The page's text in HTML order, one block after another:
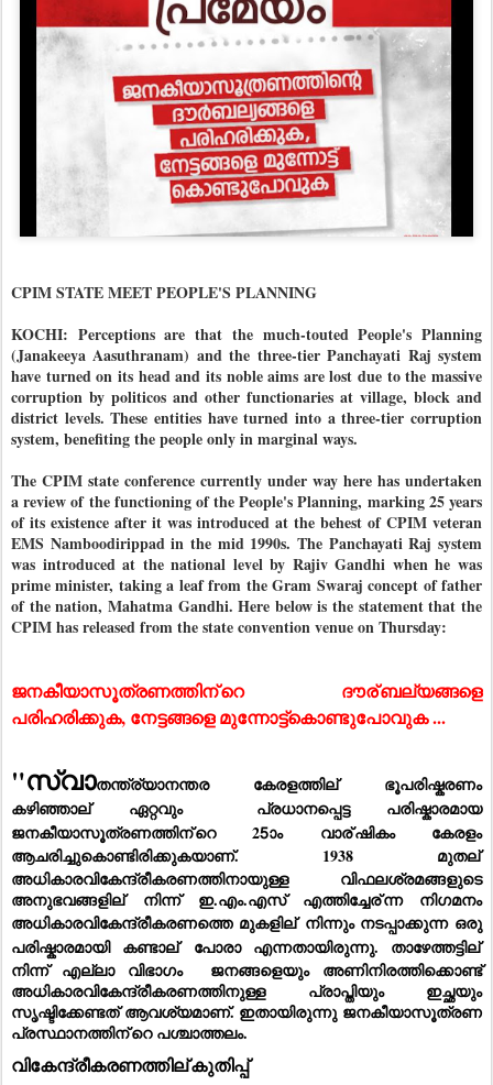
CPIM STATE MEET PEOPLE'S PLANNING
KOCHI: Perceptions are that the much-touted People's Planning
(Janakeeya Aasuthranam) and the three-tier Panchayati Raj system
have turned on its head and its noble aims are lost due to the massive
corruption by politicos and other functionaries at village, block and
district levels. These entities have turned into a three-tier corruption
system, benefiting the people only in marginal ways.
The CPIM state conference currently under way here has undertaken
a review of the functioning of the People's Planning, marking 25 years
of its existence after it was introduced at the behest of CPIM veteran
EMS Namboodirippad in the mid 1990s. The Panchayati Raj system
was introduced at the national level by Rajiv Gandhi when he was
prime minister, taking a leaf from the Gram Swaraj concept of father
of the nation, Mahatma Gandhi. Here below is the statement that the
CPIM has released from the state convention venue on Thursday:
ജനകീയാസൂത്രണത്തിന്റെ ദൗര്ബല്യങ്ങളെ
പരിഹരിക്കുക, നേട്ടങ്ങളെ മുന്നോട്ട്കൊണ്ടുപോവുക ...
"സ്വാതന്ത്ര്യാനന്തര കേരളത്തില് ഭൂപരിഷ്കരണം
കഴിഞ്ഞാല് ഏറ്റവും  പ്രധാനപ്പെട്ട പരിഷ്കാരമായ
ജനകീയാസൂത്രണത്തിന്റെ 25ാം വാര്ഷികം കേരളം
ആചരിച്ചുകൊണ്ടിരിക്കുകയാണ്. 1938 മുതല്
അധികാരവികേന്ദ്രീകരണത്തിനായുള്ള വിഫലശ്രമങ്ങളുടെ
അനുഭവങ്ങളില് നിന്ന് ഇ.എം.എസ് എത്തിച്ചേര്ന്ന നിഗമനം
അധികാരവികേന്ദ്രീകരണത്തെ മുകളില് നിന്നും നടപ്പാക്കുന്ന ഒരു
പരിഷ്കാരമായി കണ്ടാല് പോരാ എന്നതായിരുന്നു. താഴേത്തട്ടില്
നിന്ന് എല്ലാ വിഭാഗം  ജനങ്ങളെയും അണിനിരത്തിക്കൊണ്ട്
അധികാരവികേന്ദ്രീകരണത്തിനുള്ള പ്രാപ്തിയും ഇച്ഛയും
സൃഷ്ടിക്കേണ്ടത് ആവശ്യമാണ്. ഇതായിരുന്നു ജനകീയാസൂത്രണ
പ്രസ്ഥാനത്തിന്റെ പശ്ചാത്തലം.
വികേന്ദ്രീകരണത്തില്കുതിപ്പ്